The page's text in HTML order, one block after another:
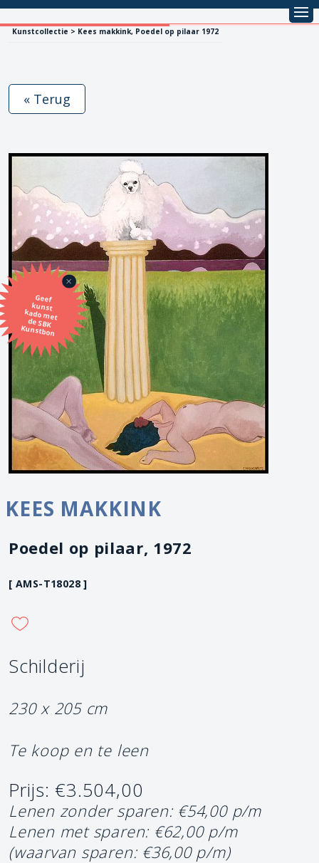
Kunstcollectie > Kees makkink, Poedel op pilaar 1972
Geef
kunst
kado met
de SBK
Kunstbon
« Terug
KEES MAKKINK
Poedel op pilaar, 1972
[ AMS-T18028 ]
Schilderij
230 x 205 cm
Te koop en te leen
Prijs: €3.504,00
Lenen zonder sparen: €54,00 p/m
Lenen met sparen: €62,00 p/m
(waarvan sparen: €36,00 p/m)